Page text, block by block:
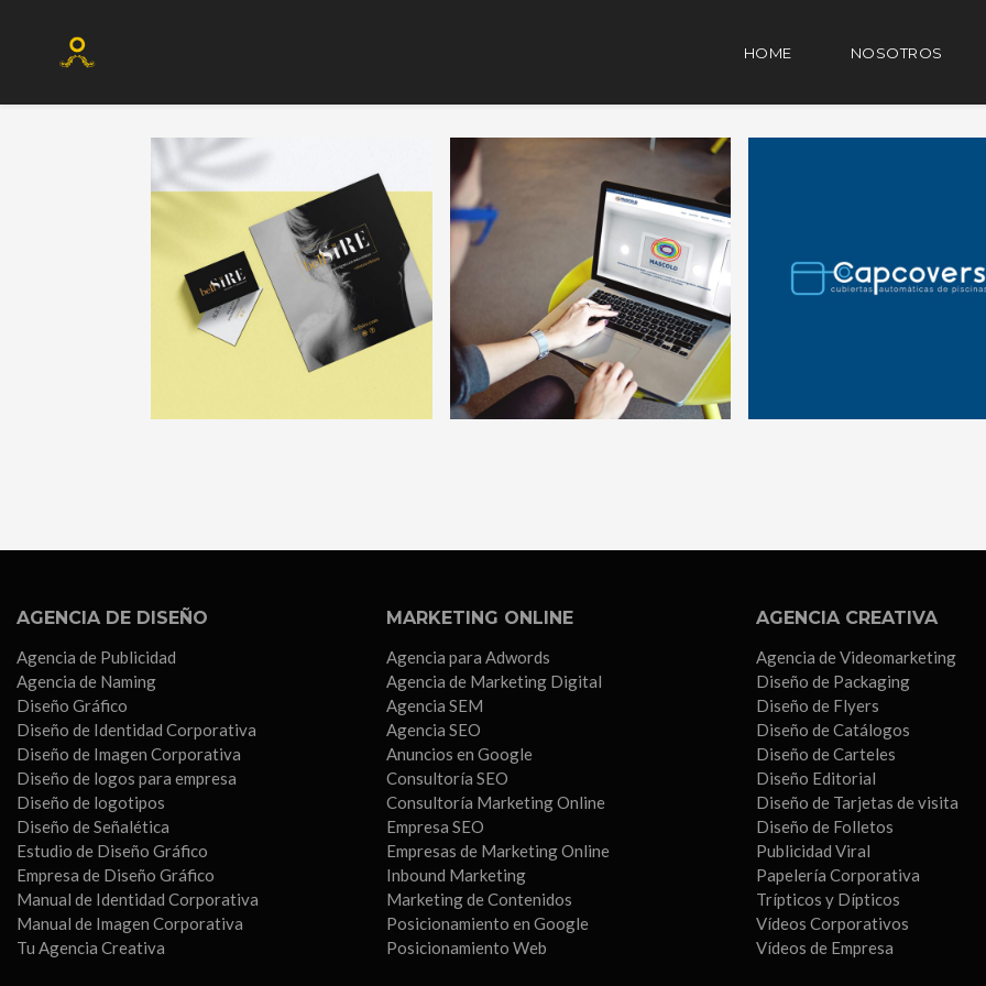
HOME NOSOTROS
AGENCIA DE DISEÑO
Agencia de Publicidad
Agencia de Naming
Diseño Gráfico
Diseño de Identidad Corporativa
Diseño de Imagen Corporativa
Diseño de logos para empresa
Diseño de logotipos
Diseño de Señalética
Estudio de Diseño Gráfico
Empresa de Diseño Gráfico
Manual de Identidad Corporativa
Manual de Imagen Corporativa
Tu Agencia Creativa
MARKETING ONLINE
Agencia para Adwords
Agencia de Marketing Digital
Agencia SEM
Agencia SEO
Anuncios en Google
Consultoría SEO
Consultoría Marketing Online
Empresa SEO
Empresas de Marketing Online
Inbound Marketing
Marketing de Contenidos
Posicionamiento en Google
Posicionamiento Web
AGENCIA CREATIVA
Agencia de Videomarketing
Diseño de Packaging
Diseño de Flyers
Diseño de Catálogos
Diseño de Carteles
Diseño Editorial
Diseño de Tarjetas de visita
Diseño de Folletos
Publicidad Viral
Papelería Corporativa
Trípticos y Dípticos
Vídeos Corporativos
Vídeos de Empresa